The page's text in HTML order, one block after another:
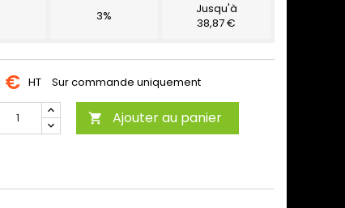
3%
Jusqu'à
38,87 €
€ HT Sur commande uniquement
 Ajouter au panier